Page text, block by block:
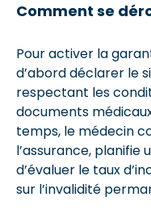
Comment se
Pour activer la
d’abord déclarer le
respectant les
documents
temps, le médecin
l’assurance, planifie
d’évaluer le taux
sur l’invalidité